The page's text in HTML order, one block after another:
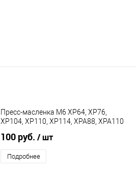
Пресс-масленка M6 XP64, XP76,
XP104, XP110, XP114, XPA88, XPA110
100 руб. / шт
Подробнее